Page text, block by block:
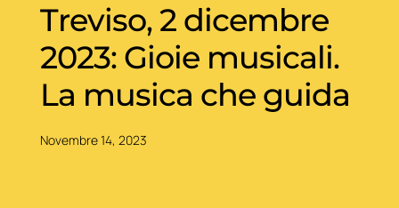
Treviso, 2 dicembre
2023: Gioie musicali.
La musica che guida
Novembre 14, 2023